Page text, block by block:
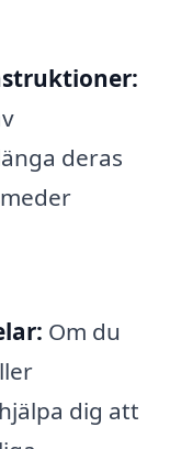
deras
Om du
dig att